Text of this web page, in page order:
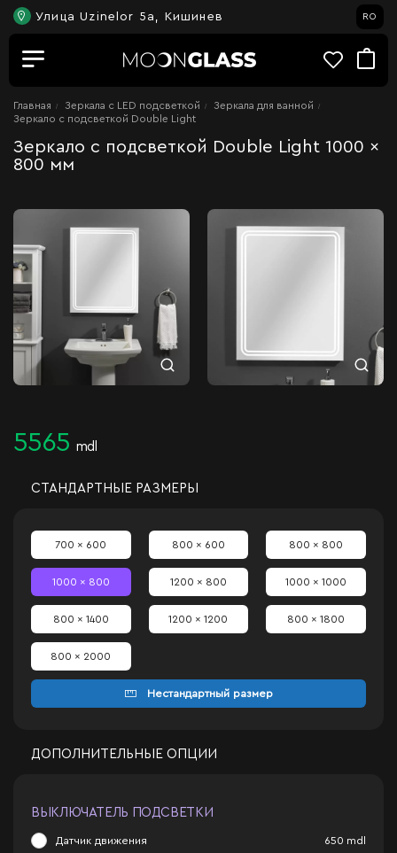
Улица Uzinelor 5a, Кишинев RO
Главная Зеркала c LED подсветкой
Зеркала для ванной
Зеркало с подсветкой Double Light
Зеркало с подсветкой Double Light 1000 x
800 мм
5565 mdl
СТАНДАРТНЫЕ РАЗМЕРЫ
700 x 600 800 x 600 800 x 800
1000 x 800 1200 x 800 1000 x 1000
800 x 1400 1200 x 1200 800 x 1800
800 x 2000
Нестандартный размер
ДОПОЛНИТЕЛЬНЫЕ ОПЦИИ
ВЫКЛЮЧАТЕЛЬ ПОДСВЕТКИ
Датчик движения 650 mdl